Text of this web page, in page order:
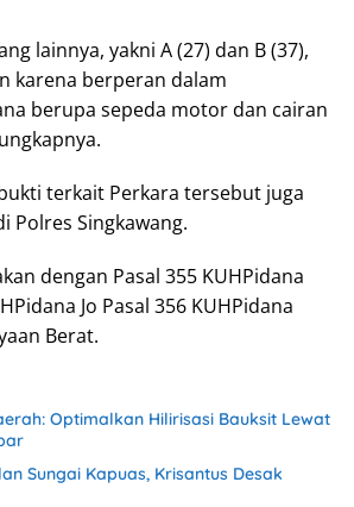
lainnya, yakni A (27) dan B (37),
karena berperan dalam
berupa sepeda motor dan cairan
terkait Perkara tersebut juga
Polres Singkawang.
dengan Pasal 355 KUHPidana
Jo Pasal 356 KUHPidana
Berat.
Optimalkan Hilirisasi Bauksit Lewat
Sungai Kapuas, Krisantus Desak